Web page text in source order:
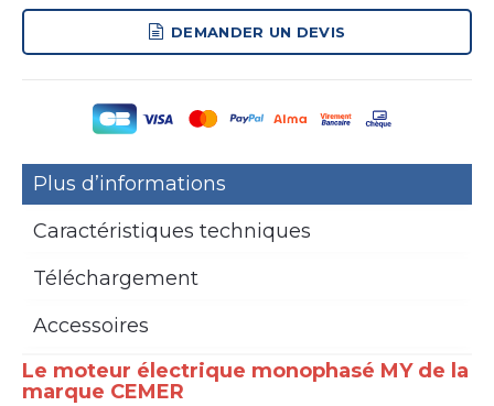
DEMANDER UN DEVIS
Plus d’informations
Caractéristiques techniques
Téléchargement
Accessoires
Le moteur électrique monophasé MY de la
marque CEMER